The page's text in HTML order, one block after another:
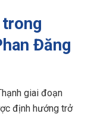
Đăng
giai đoạn
định hướng trở